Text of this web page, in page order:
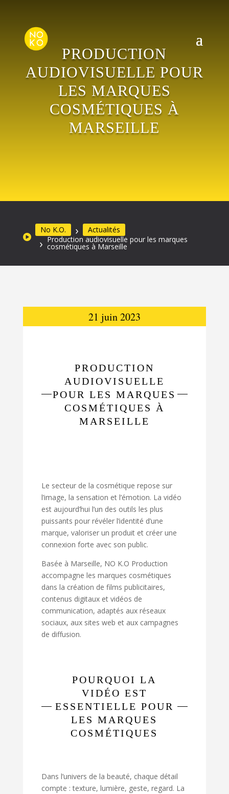
PRODUCTION
AUDIOVISUELLE POUR
LES MARQUES
COSMÉTIQUES À
MARSEILLE
No K.O.
Actualités
Production audiovisuelle pour les marques
cosmétiques à Marseille
21 juin 2023
PRODUCTION
AUDIOVISUELLE
POUR LES MARQUES
COSMÉTIQUES À
MARSEILLE
Le secteur de la cosmétique repose sur
l’image, la sensation et l’émotion. La vidéo
est aujourd’hui l’un des outils les plus
puissants pour révéler l’identité d’une
marque, valoriser un produit et créer une
connexion forte avec son public.
Basée à Marseille, NO K.O Production
accompagne les marques cosmétiques
dans la création de films publicitaires,
contenus digitaux et vidéos de
communication, adaptés aux réseaux
sociaux, aux sites web et aux campagnes
de diffusion.
POURQUOI LA
VIDÉO EST
ESSENTIELLE POUR
LES MARQUES
COSMÉTIQUES
Dans l’univers de la beauté, chaque détail
compte : texture, lumière, geste, regard. La